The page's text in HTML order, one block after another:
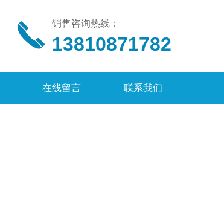
销售咨询热线：
13810871782
在线留言 联系我们